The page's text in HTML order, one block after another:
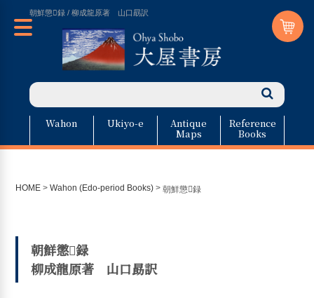
朝鮮懲録 / 柳成龍原著 山口勗訳
Wahon Ukiyo-e Antique
Maps
Reference
Books
HOME >Wahon (Edo-period Books) >朝鮮懲録
朝鮮懲録
柳成龍原著 山口勗訳